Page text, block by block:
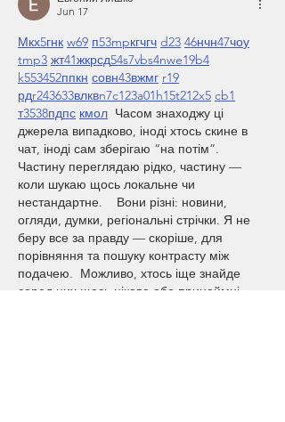
Jun 17
Мкх5гнк w69 п53mpкгчгч d23 46нчн47чоу
tmp3 жт41жкрсд54s7vbs4nwe19b4
k553452ппкн совн43вжмг r19
рдr243633влквn7c123a01h15t212x5 cb1
т3538пдпс кмол
  Часом знаходжу ці
джерела випадково, іноді хтось скине в
чат, іноді сам зберігаю “на потім”.
Частину переглядаю рідко, частину —
коли шукаю щось локальне чи
нестандартне.    Вони різні: новини,
огляди, думки, регіональні стрічки. Я не
беру все за правду — скоріше, для
порівняння та пошуку контрасту між
подачею.  Можливо, хтось іще знайде
серед них щось цікаве або принаймні